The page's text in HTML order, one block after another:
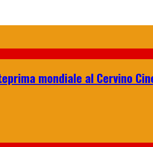
mondiale al Cervino